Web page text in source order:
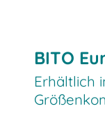
BITO
Erhältlich